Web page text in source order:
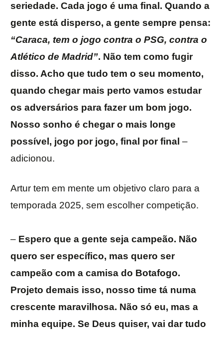
seriedade. Cada jogo é uma final. Quando a
gente está disperso, a gente sempre pensa:
“Caraca, tem o jogo contra o PSG, contra o
Atlético de Madrid”. Não tem como fugir
disso. Acho que tudo tem o seu momento,
quando chegar mais perto vamos estudar
os adversários para fazer um bom jogo.
Nosso sonho é chegar o mais longe
possível, jogo por jogo, final por final –
adicionou.
Artur tem em mente um objetivo claro para a
temporada 2025, sem escolher competição.
– Espero que a gente seja campeão. Não
quero ser específico, mas quero ser
campeão com a camisa do Botafogo.
Projeto demais isso, nosso time tá numa
crescente maravilhosa. Não só eu, mas a
minha equipe. Se Deus quiser, vai dar tudo